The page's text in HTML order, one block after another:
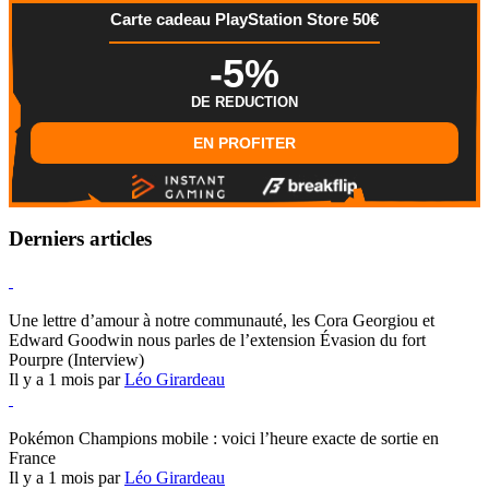
Carte cadeau PlayStation Store 50€
-5%
DE REDUCTION
EN PROFITER
Derniers articles
Une lettre d’amour à notre communauté, les Cora Georgiou et
Edward Goodwin nous parles de l’extension Évasion du fort
Pourpre (Interview)
Il y a 1 mois parLéo Girardeau
Pokémon Champions mobile : voici l’heure exacte de sortie en
France
Il y a 1 mois parLéo Girardeau